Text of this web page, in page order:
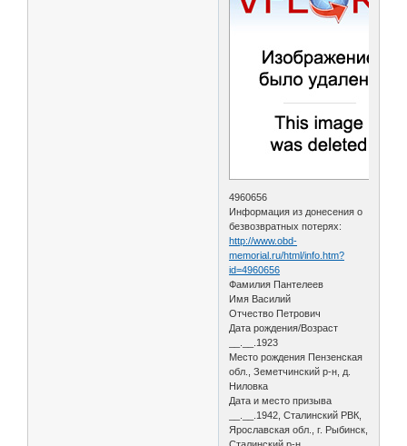
4960656
Информация из донесения о
безвозвратных потерях:
http://www.obd-
memorial.ru/html/info.htm?
id=4960656
Фамилия Пантелеев
Имя Василий
Отчество Петрович
Дата рождения/Возраст
__.__.1923
Место рождения Пензенская
обл., Земетчинский р-н, д.
Ниловка
Дата и место призыва
__.__.1942, Сталинский РВК,
Ярославская обл., г. Рыбинск,